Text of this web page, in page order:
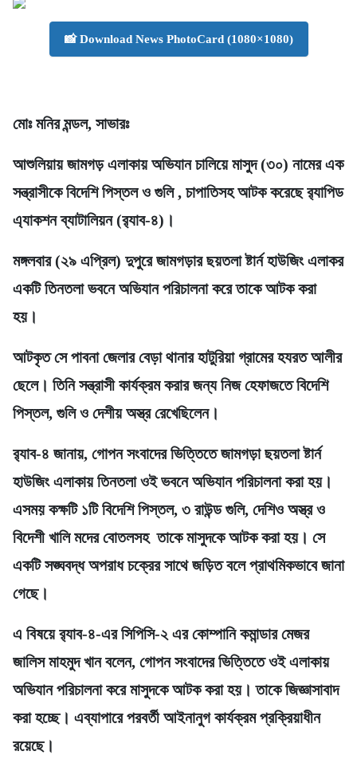
📸 Download News PhotoCard (1080×1080)
মোঃ মনির মন্ডল, সাভারঃ
আশুলিয়ায় জামগড় এলাকায় অভিযান চালিয়ে মাসুদ (৩০) নামের এক
সন্ত্রাসীকে বিদেশি পিস্তল ও গুলি , চাপাতিসহ আটক করেছে র‍্যাপিড
এ্যাকশন ব্যাটালিয়ন (র‍্যাব-৪)।
মঙ্গলবার (২৯ এপ্রিল) দুপুরে জামগড়ার ছয়তলা ষ্টার্ন হাউজিং এলাকর
একটি তিনতলা ভবনে অভিযান পরিচালনা করে তাকে আটক করা
হয়।
আটকৃত সে পাবনা জেলার বেড়া থানার হাটুরিয়া গ্রামের হযরত আলীর
ছেলে। তিনি সন্ত্রাসী কার্যক্রম করার জন্য নিজ হেফাজতে বিদেশি
পিস্তল, গুলি ও দেশীয় অস্ত্র রেখেছিলেন।
র‍্যাব-৪ জানায়, গোপন সংবাদের ভিত্তিতে জামগড়া ছয়তলা ষ্টার্ন
হাউজিং এলাকায় তিনতলা ওই ভবনে অভিযান পরিচালনা করা হয়।
এসময় কক্ষটি ১টি বিদেশি পিস্তল, ৩ রাউন্ড গুলি, দেশিও অস্ত্র ও
বিদেশী খালি মদের বোতলসহ তাকে মাসুদকে আটক করা হয়। সে
একটি সঙ্ঘবদ্ধ অপরাধ চক্রের সাথে জড়িত বলে প্রাথমিকভাবে জানা
গেছে।
এ বিষয়ে র‍্যাব-৪-এর সিপিসি-২ এর কোম্পানি কমান্ডার মেজর
জালিস মাহমুদ খান বলেন, গোপন সংবাদের ভিত্তিতে ওই এলাকায়
অভিযান পরিচালনা করে মাসুদকে আটক করা হয়। তাকে জিজ্ঞাসাবাদ
করা হচ্ছে। এব্যাপারে পরবর্তী আইনানুগ কার্যক্রম প্রক্রিয়াধীন
রয়েছে।